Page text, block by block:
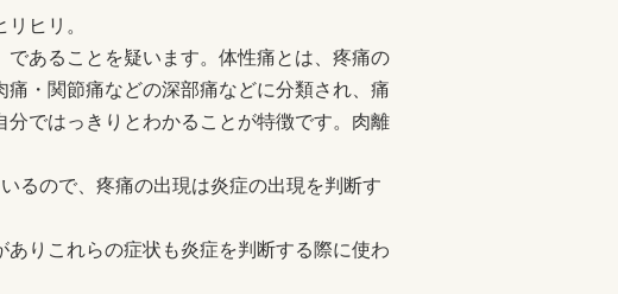
ヒリ。
あることを疑います。体性痛とは、疼痛の
・関節痛などの深部痛などに分類され、痛
ではっきりとわかることが特徴です。肉離
るので、疼痛の出現は炎症の出現を判断す
りこれらの症状も炎症を判断する際に使わ